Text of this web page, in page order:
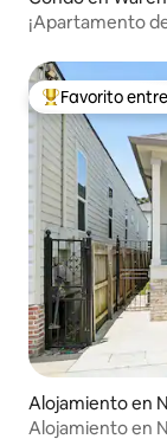
¡Apartamento
Favorito entre
Favorito
Alojamiento en
Alojamiento en